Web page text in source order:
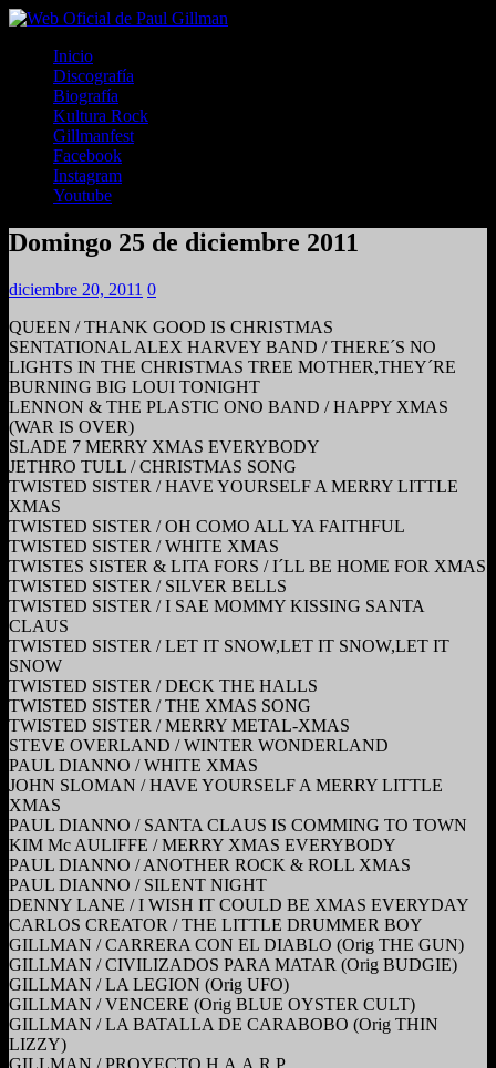
Inicio
Discografía
Biografía
Kultura Rock
Gillmanfest
Facebook
Instagram
Youtube
Domingo 25 de diciembre 2011
diciembre 20, 2011 0
QUEEN / THANK GOOD IS CHRISTMAS
SENTATIONAL ALEX HARVEY BAND / THERE´S NO
LIGHTS IN THE CHRISTMAS TREE MOTHER,THEY´RE
BURNING BIG LOUI TONIGHT
LENNON & THE PLASTIC ONO BAND / HAPPY XMAS
(WAR IS OVER)
SLADE 7 MERRY XMAS EVERYBODY
JETHRO TULL / CHRISTMAS SONG
TWISTED SISTER / HAVE YOURSELF A MERRY LITTLE
XMAS
TWISTED SISTER / OH COMO ALL YA FAITHFUL
TWISTED SISTER / WHITE XMAS
TWISTES SISTER & LITA FORS / I´LL BE HOME FOR XMAS
TWISTED SISTER / SILVER BELLS
TWISTED SISTER / I SAE MOMMY KISSING SANTA
CLAUS
TWISTED SISTER / LET IT SNOW,LET IT SNOW,LET IT
SNOW
TWISTED SISTER / DECK THE HALLS
TWISTED SISTER / THE XMAS SONG
TWISTED SISTER / MERRY METAL-XMAS
STEVE OVERLAND / WINTER WONDERLAND
PAUL DIANNO / WHITE XMAS
JOHN SLOMAN / HAVE YOURSELF A MERRY LITTLE
XMAS
PAUL DIANNO / SANTA CLAUS IS COMMING TO TOWN
KIM Mc AULIFFE / MERRY XMAS EVERYBODY
PAUL DIANNO / ANOTHER ROCK & ROLL XMAS
PAUL DIANNO / SILENT NIGHT
DENNY LANE / I WISH IT COULD BE XMAS EVERYDAY
CARLOS CREATOR / THE LITTLE DRUMMER BOY
GILLMAN / CARRERA CON EL DIABLO (Orig THE GUN)
GILLMAN / CIVILIZADOS PARA MATAR (Orig BUDGIE)
GILLMAN / LA LEGION (Orig UFO)
GILLMAN / VENCERE (Orig BLUE OYSTER CULT)
GILLMAN / LA BATALLA DE CARABOBO (Orig THIN
LIZZY)
GILLMAN / PROYECTO H.A.A.R.P